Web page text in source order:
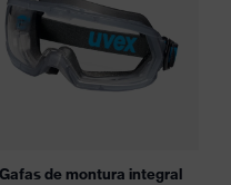
Gafas de montura integral